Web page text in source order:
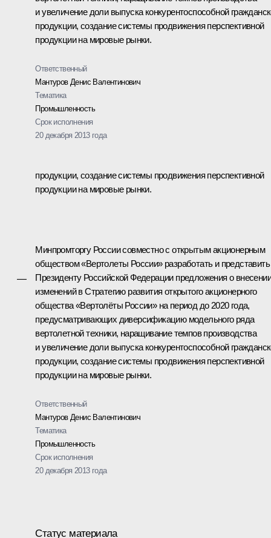
и увеличение доли выпуска конкурентоспособной
продукции, создание системы продвижения перспективной
продукции на мировые рынки.
Ответственный
Мантуров Денис Валентинович
Тематика
Промышленность
Срок исполнения
20 декабря 2013 года
продукции, создание системы продвижения перспективной
продукции на мировые рынки.
—
Минпромторгу России совместно с открытым акционерным
обществом «Вертолеты России» разработать и представить
Президенту Российской Федерации предложения о внесении
изменений в Стратегию развития открытого акционерного
общества «Вертолёты России» на период до 2020 года,
предусматривающих диверсификацию модельного ряда
вертолетной техники, наращивание темпов производства
и увеличение доли выпуска конкурентоспособной
продукции, создание системы продвижения перспективной
продукции на мировые рынки.
Ответственный
Мантуров Денис Валентинович
Тематика
Промышленность
Срок исполнения
20 декабря 2013 года
Статус материала